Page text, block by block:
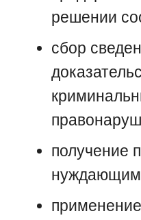
решении
сбор
получение